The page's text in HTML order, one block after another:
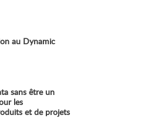
au Dynamic
sans être un
les
et de projets